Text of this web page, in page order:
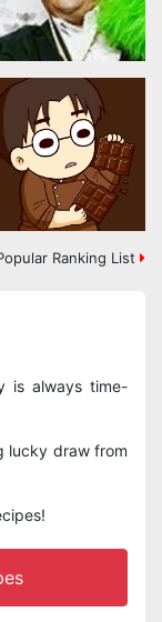
Ranking List
is always time-
lucky draw from